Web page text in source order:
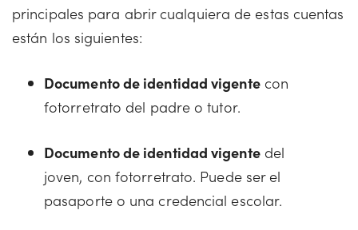
principales para abrir cualquiera de estas cuentas
están los siguientes:
Documento de identidad vigentecon
fotorretrato del padre o tutor.
Documento de identidad vigentedel
joven, con fotorretrato. Puede ser el
pasaporte o una credencial escolar.